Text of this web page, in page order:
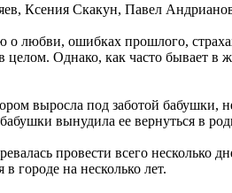
Ксения Скакун, Павел
любви, ошибках прошлого,
Однако, как часто бывает в
выросла под заботой бабушки,
вынудила ее вернуться в
провести всего несколько
на несколько лет.